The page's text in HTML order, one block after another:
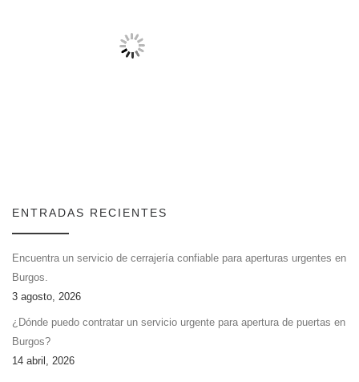
ENTRADAS RECIENTES
Encuentra un servicio de cerrajería confiable para aperturas urgentes en
Burgos.
3 agosto, 2026
¿Dónde puedo contratar un servicio urgente para apertura de puertas en
Burgos?
14 abril, 2026